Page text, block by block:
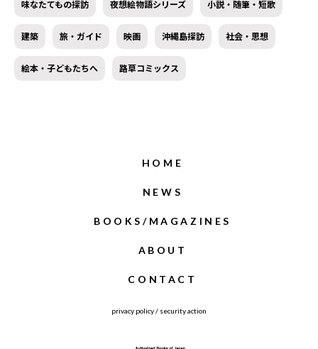
味なたてもの探訪 夜想絵物語シリーズ 小説・随筆・短歌
建築 旅・ガイド 映画 沖縄島探訪 社会・思想
絵本・子どもたちへ 路草コミックス
HOME
NEWS
BOOKS/MAGAZINES
ABOUT
CONTACT
privacy policy/ security action